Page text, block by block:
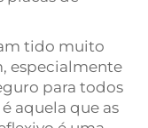
tido muito
especialmente
para todos
aquela que as